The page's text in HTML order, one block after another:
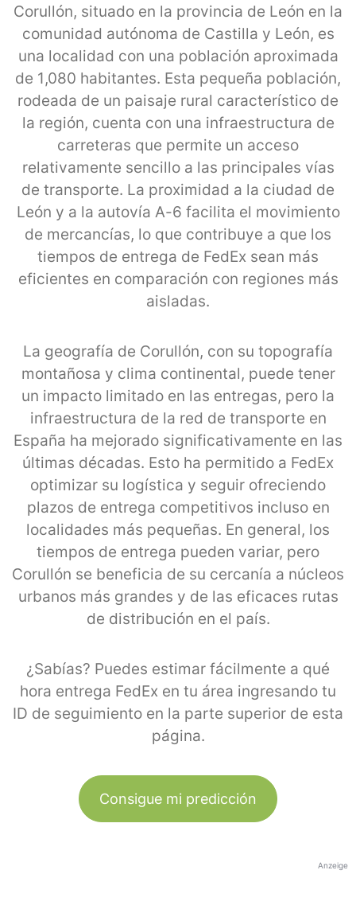
Corullón, situado en la provincia de León en la
comunidad autónoma de Castilla y León, es
una localidad con una población aproximada
de 1,080 habitantes. Esta pequeña población,
rodeada de un paisaje rural característico de
la región, cuenta con una infraestructura de
carreteras que permite un acceso
relativamente sencillo a las principales vías
de transporte. La proximidad a la ciudad de
León y a la autovía A-6 facilita el movimiento
de mercancías, lo que contribuye a que los
tiempos de entrega de FedEx sean más
eficientes en comparación con regiones más
aisladas.
La geografía de Corullón, con su topografía
montañosa y clima continental, puede tener
un impacto limitado en las entregas, pero la
infraestructura de la red de transporte en
España ha mejorado significativamente en las
últimas décadas. Esto ha permitido a FedEx
optimizar su logística y seguir ofreciendo
plazos de entrega competitivos incluso en
localidades más pequeñas. En general, los
tiempos de entrega pueden variar, pero
Corullón se beneficia de su cercanía a núcleos
urbanos más grandes y de las eficaces rutas
de distribución en el país.
¿Sabías? Puedes estimar fácilmente a qué
hora entrega FedEx en tu área ingresando tu
ID de seguimiento en la parte superior de esta
página.
Consigue mi predicción
Anzeige